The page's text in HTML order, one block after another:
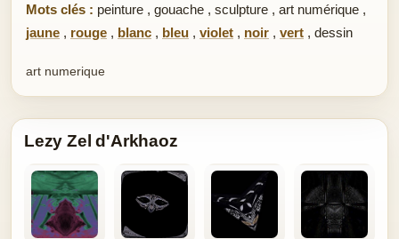
Mots clés : peinture , gouache , sculpture , art numérique ,
jaune , rouge , blanc , bleu , violet , noir , vert , dessin
art numerique
Lezy Zel d'Arkhaoz